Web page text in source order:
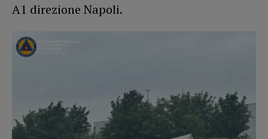
A1 direzione Napoli.